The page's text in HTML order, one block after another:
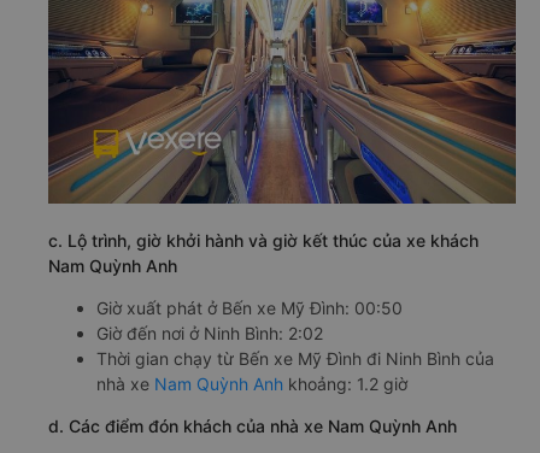
c. Lộ trình, giờ khởi hành và giờ kết thúc của xe khách
Nam Quỳnh Anh
Giờ xuất phát ở Bến xe Mỹ Đình: 00:50
Giờ đến nơi ở Ninh Bình: 2:02
Thời gian chạy từ Bến xe Mỹ Đình đi Ninh Bình của
nhà xe Nam Quỳnh Anh khoảng: 1.2 giờ
d. Các điểm đón khách của nhà xe Nam Quỳnh Anh